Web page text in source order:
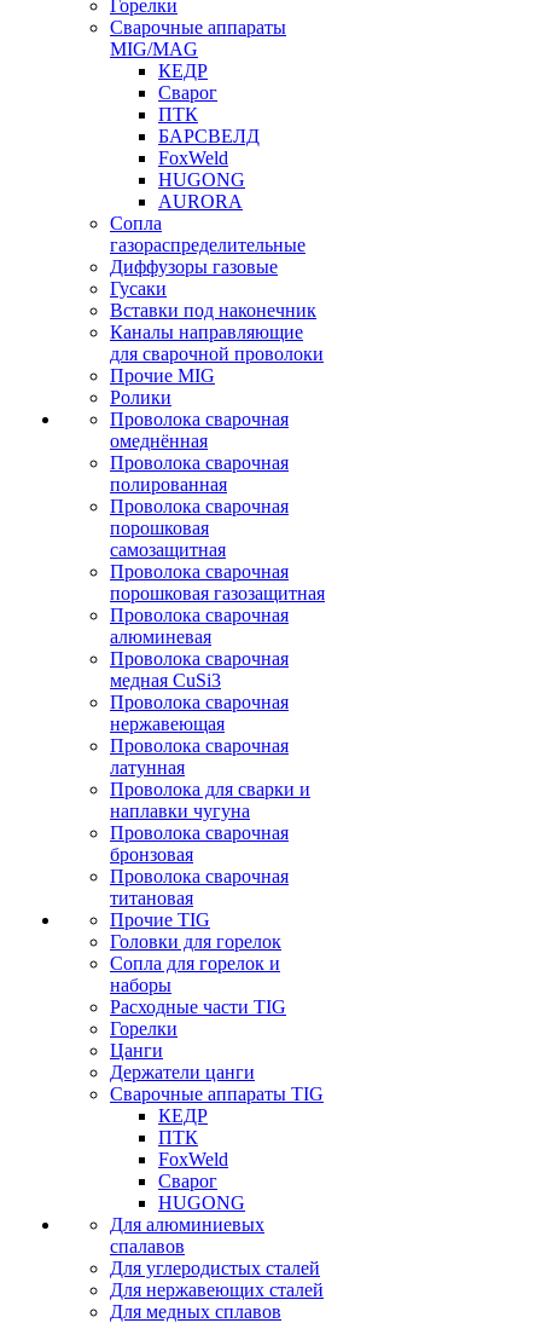
Горелки
Сварочные аппараты
MIG/MAG
КЕДР
Сварог
ПТК
БАРСВЕЛД
FoxWeld
HUGONG
AURORA
Сопла
газораспределительные
Диффузоры газовые
Гусаки
Вставки под наконечник
Каналы направляющие
для сварочной проволоки
Прочие MIG
Ролики
Проволока сварочная
омеднённая
Проволока сварочная
полированная
Проволока сварочная
порошковая
самозащитная
Проволока сварочная
порошковая газозащитная
Проволока сварочная
алюминевая
Проволока сварочная
медная CuSi3
Проволока сварочная
нержавеющая
Проволока сварочная
латунная
Проволока для сварки и
наплавки чугуна
Проволока сварочная
бронзовая
Проволока сварочная
титановая
Прочие TIG
Головки для горелок
Сопла для горелок и
наборы
Расходные части TIG
Горелки
Цанги
Держатели цанги
Сварочные аппараты TIG
КЕДР
ПТК
FoxWeld
Сварог
HUGONG
Для алюминиевых
спалавов
Для углеродистых сталей
Для нержавеющих сталей
Для медных сплавов